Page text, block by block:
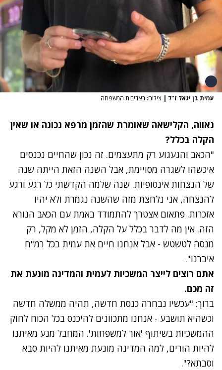
עמית בן יגאל ז"ל | צילום: באדיבות המשפחה
נאווה, הקלישאה שאומרת שהזמן מרפא נכונה או שאין
הקלה בכלל?
"הכאב והגעגוע רק מתעצמים. זה נכון שהחיים נכנסים
איכשהו לשגרה מסויימת, אבל השנה הזאת הייתה שנה
של הנצחות אינסופיות. שנה שלמה הקדשתי כל רגע ורגע
להנצחה, אני נלחצת מזה שהשנה נגמרת ולא יהיו
אזכרות. פתאום אצטרך להתמודד באמת עם הכאב הנורא
הזה. אין מה לדבר בכלל על הקלה, הזמן לא מקל, רק
מנסה לטשטש - אבל אנחנו חיים את עמית בכל רמ"ח
איברנו".
אתם רוצים לייצר המשכיות לעמית והמדינה מונעת את
זה מכם.
ברוך: "עכשיו נבחרה כנסת חדשה, תהיה ממשלה חדשה
וכשהיא תושבע - אנחנו מתכוונים להיכנס בכל הכוח לחוק
ההמשכיות בשיתוף 'אור למשפחות'. המחבל מנע מאיתנו
להיות הורים, למה המדינה מונעת מאיתנו להיות סבא
וסבתא?".